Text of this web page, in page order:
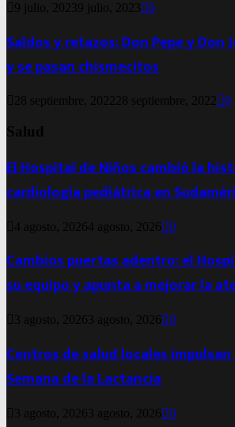
9 julio, 20239 julio, 2023 0
Saldos y retazos: Don Pepe y Don
y se pasan chismecitos
28 septiembre, 202228 septiembre, 2022 0
Salud
El Hospital de Niños cambió la
cardiología pediátrica en
4 agosto, 20264 agosto, 2026 0
Cambios puertas adentro: el
su equipo y apunta a mejorar la
3 agosto, 2026 3 agosto, 2026 0
Centros de salud locales
Semana de la Lactancia
3 agosto, 2026 3 agosto, 2026 0